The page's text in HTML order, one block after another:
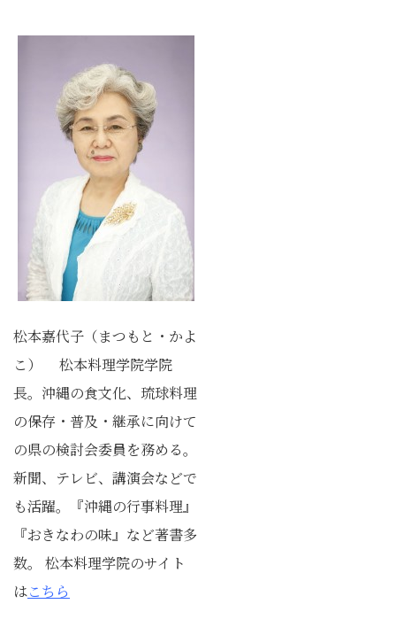
松本嘉代子（まつもと・かよ
こ） 松本料理学院学院
長。沖縄の食文化、琉球料理
の保存・普及・継承に向けて
の県の検討会委員を務める。
新聞、テレビ、講演会などで
も活躍。『沖縄の行事料理』
『おきなわの味』など著書多
数。 松本料理学院のサイト
はこちら